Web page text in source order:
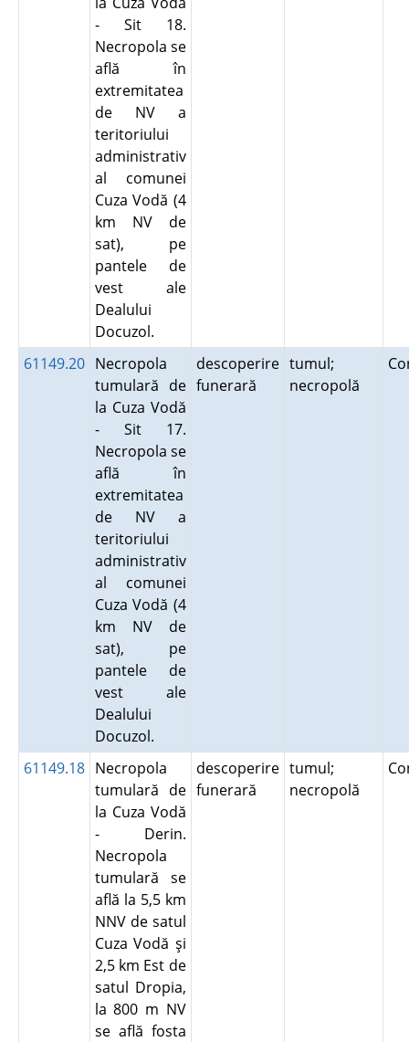
- Sit 18.
Necropola se
află în
extremitatea
de NV a
teritoriului
administrativ
al comunei
Cuza Vodă (4
km NV de
sat), pe
pantele de
vest ale
Dealului
Docuzol.
61149.20 Necropola
tumulară de
la Cuza Vodă
- Sit 17.
Necropola se
află în
extremitatea
de NV a
teritoriului
administrativ
al comunei
Cuza Vodă (4
km NV de
sat), pe
pantele de
vest ale
Dealului
Docuzol.
descoperire
funerară
tumul;
necropolă
61149.18 Necropola
tumulară de
la Cuza Vodă
- Derin.
Necropola
tumulară se
află la 5,5 km
NNV de satul
Cuza Vodă şi
2,5 km Est de
satul Dropia,
la 800 m NV
se află fosta
descoperire
funerară
tumul;
necropolă